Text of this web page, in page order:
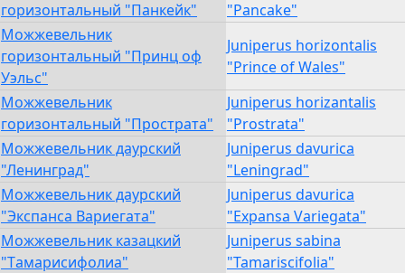
горизонтальный "Панкейк"
"Pancake"
Можжевельник
горизонтальный "Принц оф
Уэльс"
Juniperus horizontalis
"Prince of Wales"
Можжевельник
горизонтальный "Прострата"
Juniperus horizantalis
"Prostrata"
Можжевельник даурский
"Ленинград"
Juniperus davurica
"Leningrad"
Можжевельник даурский
"Экспанса Вариегата"
Juniperus davurica
"Expansa Variegata"
Можжевельник казацкий
"Tамарисифолиа"
Juniperus sabina
"Tamariscifolia"